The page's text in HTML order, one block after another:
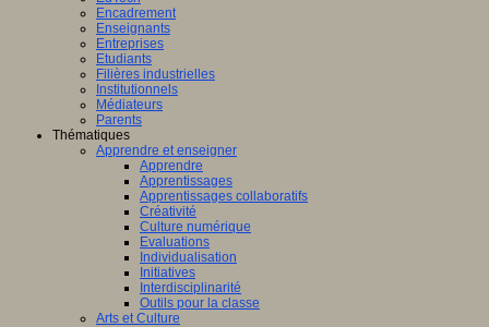
Encadrement
Enseignants
Entreprises
Etudiants
Filières industrielles
Institutionnels
Médiateurs
Parents
Thématiques
Apprendre et enseigner
Apprendre
Apprentissages
Apprentissages collaboratifs
Créativité
Culture numérique
Evaluations
Individualisation
Initiatives
Interdisciplinarité
Outils pour la classe
Arts et Culture